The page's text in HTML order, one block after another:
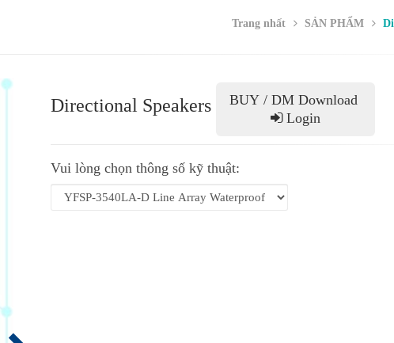
Trang nhất SẢN PHẨM
Sau Directional Speakers
BUY / DM Download
Login
Vui lòng chọn thông số kỹ thuật: